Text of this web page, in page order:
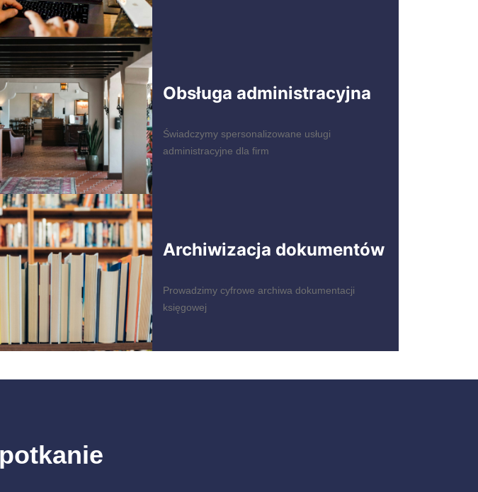
Obsługa administracyjna
Świadczymy spersonalizowane usługi
administracyjne dla firm
Archiwizacja dokumentów
Prowadzimy cyfrowe archiwa dokumentacji
księgowej